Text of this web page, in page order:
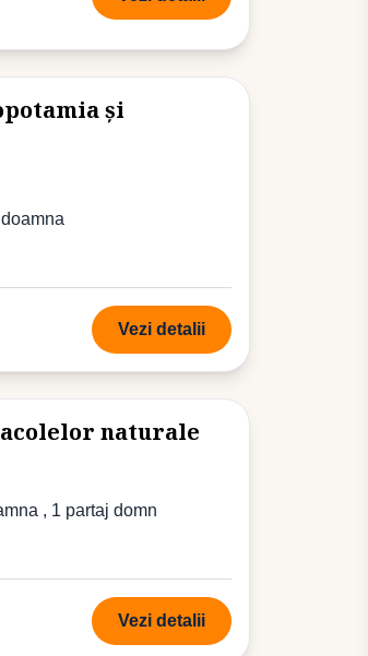
și
Vezi detalii
naturale
, 1 partaj domn
Vezi detalii